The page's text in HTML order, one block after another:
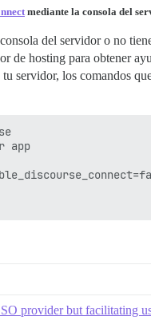
mediante la consola del
del servidor o no
de hosting para obtener
servidor, los comandos
app
provider but facilitating